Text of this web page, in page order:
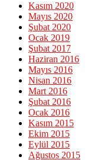
Kasım 2020
Mayıs 2020
Şubat 2020
Ocak 2019
Şubat 2017
Haziran 2016
Mayıs 2016
Nisan 2016
Mart 2016
Şubat 2016
Ocak 2016
Kasım 2015
Ekim 2015
Eylül 2015
Ağustos 2015